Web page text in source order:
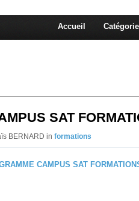
Accueil
SAT
BERNARD in formations